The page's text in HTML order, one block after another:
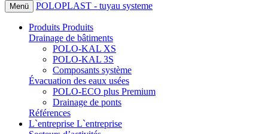
Menü POLOPLAST - tuyau systeme
Produits Produits
Drainage de bâtiments
POLO-KAL XS
POLO-KAL 3S
Composants système
Évacuation des eaux usées
POLO-ECO plus Premium
Drainage de ponts
Références
L`entreprise L`entreprise